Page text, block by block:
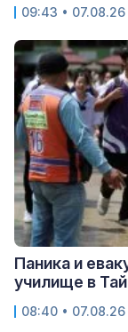
09:43 • 07.08.26
Паника и
училище в
08:40 • 07.08.26